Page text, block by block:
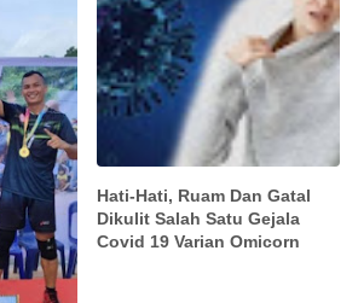
Hati-Hati, Ruam Dan Gatal
Dikulit Salah Satu Gejala
Covid 19 Varian Omicorn